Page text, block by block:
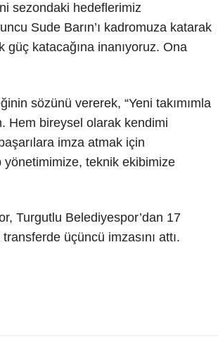
sezondaki hedeflerimiz
Sude Barın’ı kadromuza katarak
güç katacağına inanıyoruz. Ona
sözünü vererek, “Yeni takımımla
Hem bireysel olarak kendimi
imza atmak için
yönetimimize, teknik ekibimize
Turgutlu Belediyespor’dan 17
üçüncü imzasını attı.